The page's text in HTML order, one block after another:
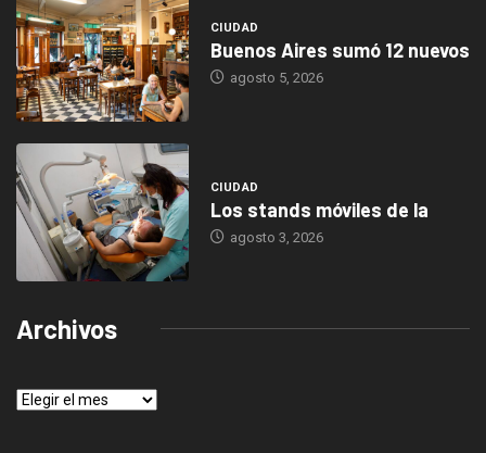
CIUDAD
Buenos Aires sumó 12 nuevos
agosto 5, 2026
CIUDAD
Los stands móviles de la
agosto 3, 2026
Archivos
Archivos